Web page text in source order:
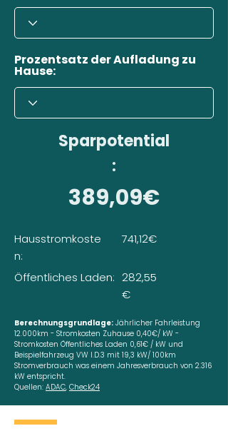
Prozentsatz der Aufladung zu
Hause:
Sparpotential
:
389,09€
Hausstromkoste
n:
Öffentliches Laden:
741,12€
282,55
€
Berechnungsgrundlage: Jährlicher Fahrleistung
12.000km - Stromkosten Zuhause 0,40€/ kW -
Stromkosten Öffentliches Laden 0,61€ / kW und
Beispielfahrzeug VW I.D.3 mit 19,3 kW/ 100km
Stromverbrauch was einem Jahresverbrauch von 2.316
kW entspricht.
Quellen: ADAC, Check24